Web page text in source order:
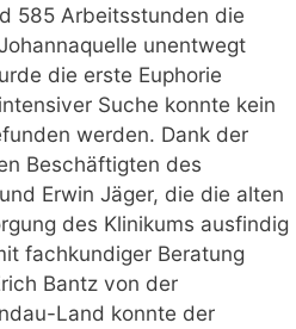
585 Arbeitsstunden die
unentwegt
die erste Euphorie
Suche konnte kein
werden. Dank der
Beschäftigten des
Erwin Jäger, die die alten
des Klinikums ausfindig
fachkundiger Beratung
Bantz von der
Land konnte der